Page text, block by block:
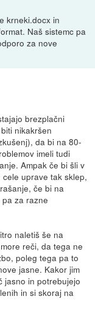
krneki.docx in
Naš sistemc pa
za nove
brezplačni
nikakršen
da bi na 80-
imeli tudi
Ampak če bi šli v
uprave tak sklep,
če bi na
za razne
naletiš še na
reči, da tega ne
poleg tega pa to
jasne. Kakor jim
jasno in potrebujejo
in si skoraj na